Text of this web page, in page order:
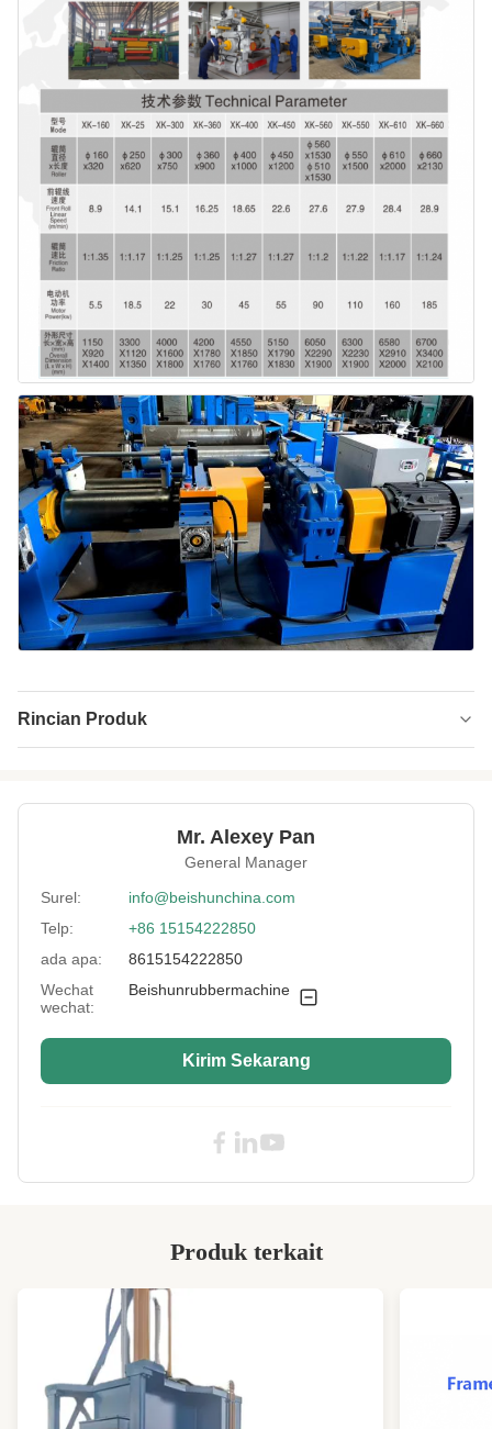
Rincian Produk
Method:
XK-250
Cooling Mode: Pendinginan Air
Rollersurface: Mulus
Gap Adjustment: Manual Atau Otomatis Atau Hidrolik
Use:
Material: pengecoran baja
Rollerstructure: Besi cor
Machine Type: Mesin pabrik pencampur karet
High Light: Produksi Berskala Kecil Rubber Open Mill,
Mesin penggiling terbuka karet
Mr. Alexey Pan
General Manager
Surel:
info@beishunchina.com
Telp:
+86 15154222850
ada apa:
8615154222850
Wechat
wechat:
Beishunrubbermachine
Kirim Sekarang
Produk terkait